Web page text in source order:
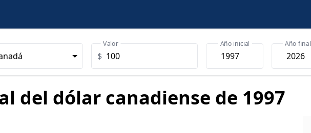
$
Valor Año inicial Año final
del dólar canadiense de 1997